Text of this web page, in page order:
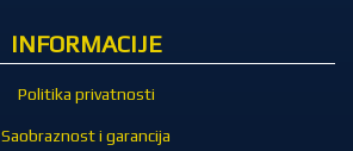
INFORMACIJE
Politika privatnosti
Saobraznost i garancija